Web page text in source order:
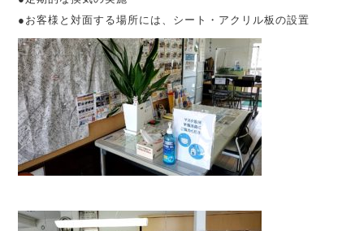
●お客様と対面する場所には、シート・アクリル板の設置